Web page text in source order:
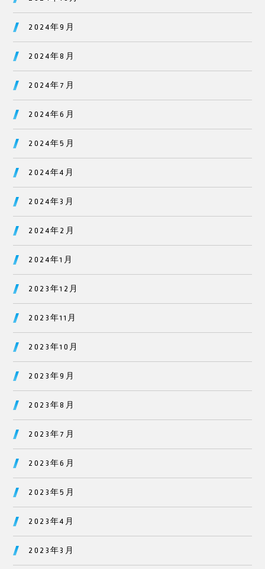
2024年9月
2024年8月
2024年7月
2024年6月
2024年5月
2024年4月
2024年3月
2024年2月
2024年1月
2023年12月
2023年11月
2023年10月
2023年9月
2023年8月
2023年7月
2023年6月
2023年5月
2023年4月
2023年3月